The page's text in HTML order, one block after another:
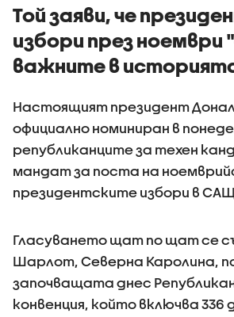
Той заяви, че
избори през ноември
важните в
Настоящият президент
официално номиниран в
републиканците за техен
мандат за поста на
президентските избори в
Гласуването щат по щат се
Шарлот, Северна Каролина,
започващата днес
конвенция, който включва 336